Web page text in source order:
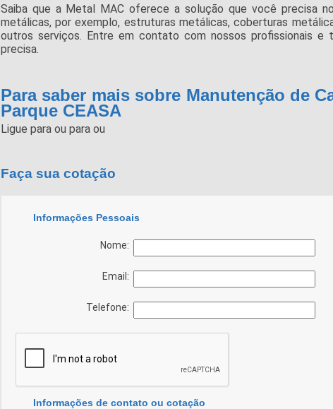
Saiba que a Metal MAC oferece a solução que você precisa
metálicas, por exemplo, estruturas metálicas, coberturas
outros serviços. Entre em contato com nossos profissionais e
precisa.
Para saber mais sobre Manutenção de
Parque CEASA
Ligue para ou para ou
Faça sua cotação
Informações Pessoais
Nome:
Email:
Telefone:
Informações de contato ou cotação